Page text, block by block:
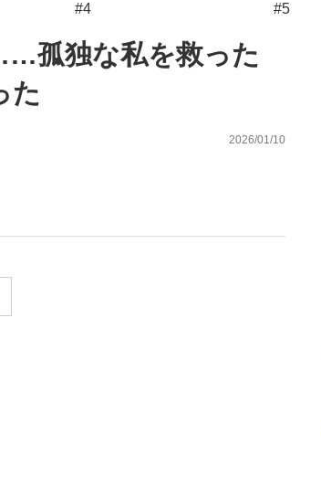
る
#4 #5
孤独な私を救った
た
2026/01/10